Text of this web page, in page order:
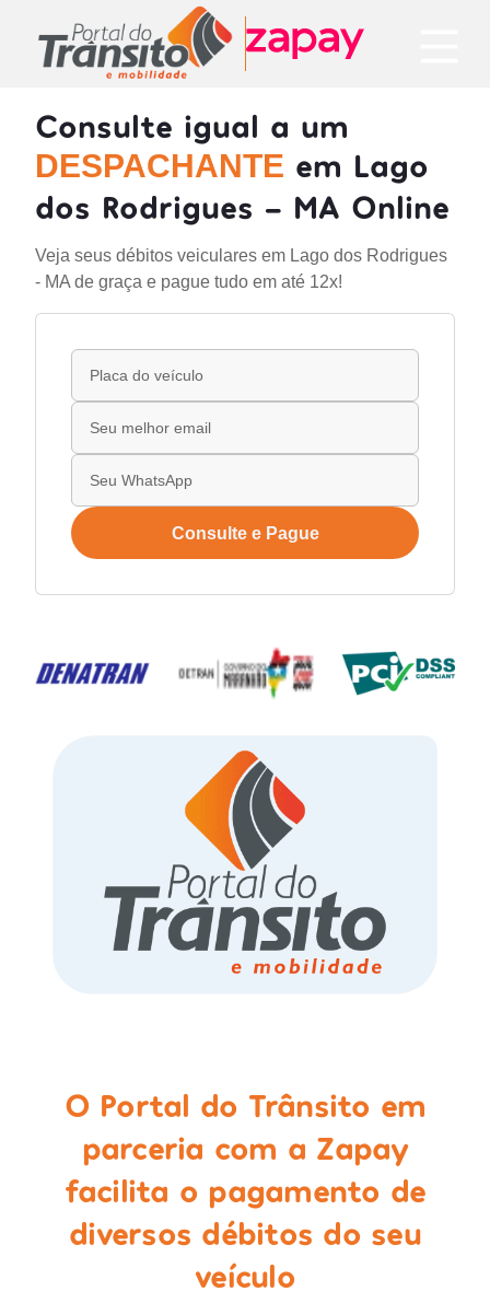
Consulte igual a um
DESPACHANTE em Lago
dos Rodrigues - MA Online
Veja seus débitos veiculares em Lago dos Rodrigues
- MA de graça e pague tudo em até 12x!
Consulte e Pague
O Portal do Trânsito em
parceria com a Zapay
facilita o pagamento de
diversos débitos do seu
veículo